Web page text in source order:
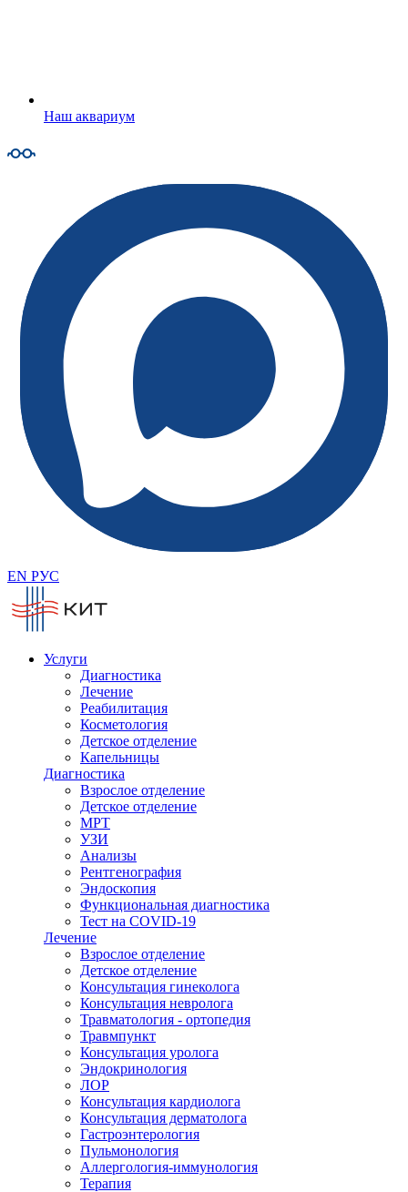
Наш аквариум
EN РУС
Услуги
Диагностика
Лечение
Реабилитация
Косметология
Детское отделение
Капельницы
Диагностика
Взрослое отделение
Детское отделение
МРТ
УЗИ
Анализы
Рентгенография
Эндоскопия
Функциональная диагностика
Тест на COVID-19
Лечение
Взрослое отделение
Детское отделение
Консультация гинеколога
Консультация невролога
Травматология - ортопедия
Травмпункт
Консультация уролога
Эндокринология
ЛОР
Консультация кардиолога
Консультация дерматолога
Гастроэнтерология
Пульмонология
Аллергология-иммунология
Терапия